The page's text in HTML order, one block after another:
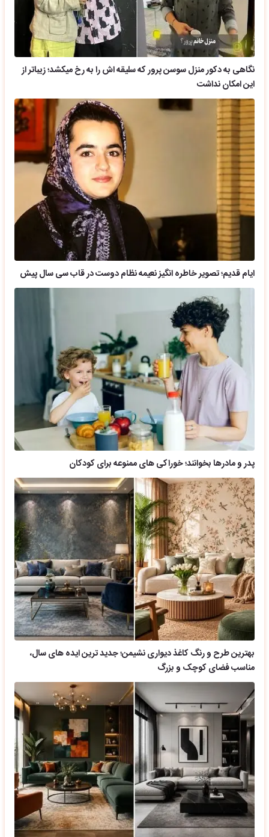
نگاهی به دکور منزل سوسن پرور که سلیقه اش را به رخ میکشد؛ زیباتر از
این امکان نداشت
ایام قدیم؛ تصویر خاطره انگیز نعیمه نظام دوست در قاب سی سال پیش
پدر و مادرها بخوانند؛ خوراکی های ممنوعه برای کودکان
بهترین طرح و رنگ کاغذ دیواری نشیمن؛ جدید ترین ایده های سال،
مناسب فضای کوچک و بزرگ